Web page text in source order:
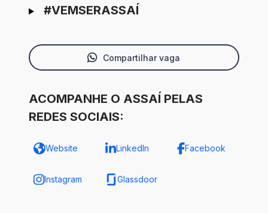
#VEMSERASSAÍ
Compartilhar vaga
ACOMPANHE O ASSAÍ PELAS
REDES SOCIAIS:
Website LinkedIn Facebook
Instagram Glassdoor